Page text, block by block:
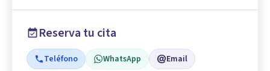
Reserva tu cita
Teléfono WhatsApp Email